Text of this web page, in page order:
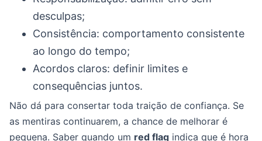
desculpas;
Consistência: comportamento consistente
ao longo do tempo;
Acordos claros: definir limites e
consequências juntos.
Não dá para consertar toda traição de confiança. Se
as mentiras continuarem, a chance de melhorar é
pequena. Saber quando um red flag indica que é hora